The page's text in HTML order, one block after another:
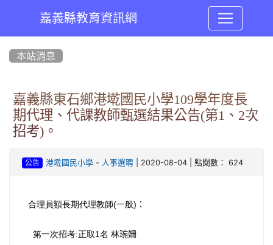
嘉義縣教育資訊網
本站消息
嘉義縣東石鄉港墘國民小學109學年度長
期代理、代課教師甄選結果公告(第1、2次
招考)。
公告 港墘國民小學- 人事選聘| 2020-08-04 | 點閱數： 624
合理員額長期代理教師(一般) ：
第一次招考:正取1名 林琬姍